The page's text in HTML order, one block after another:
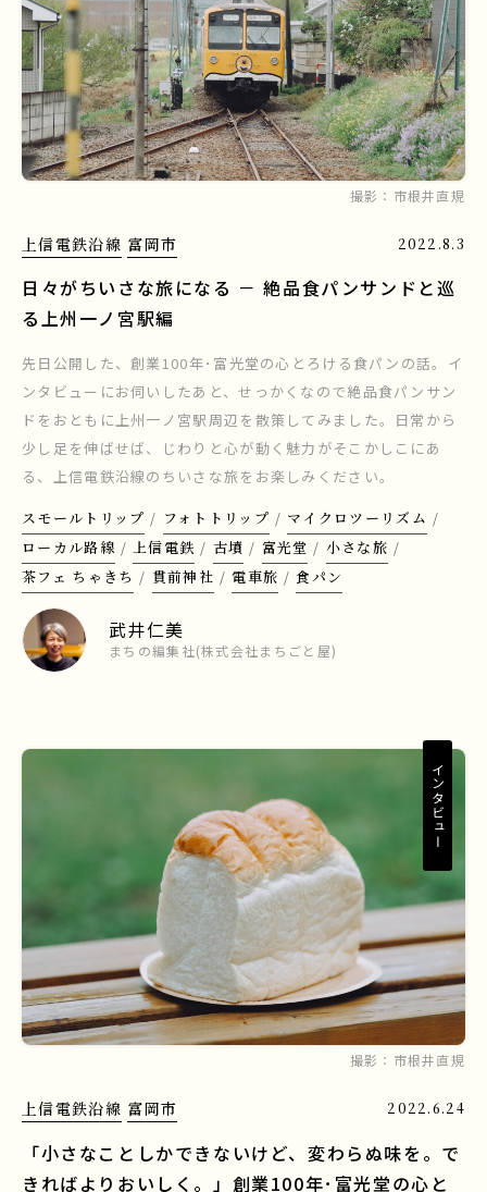
撮影： 市根井直規
上信電鉄沿線 富岡市 2022.8.3
日々がちいさな旅になる － 絶品食パンサンドと巡
る上州一ノ宮駅編
先日公開した、創業100年･富光堂の心とろける食パンの話。イ
ンタビューにお伺いしたあと、せっかくなので絶品食パンサン
ドをおともに上州一ノ宮駅周辺を散策してみました。日常から
少し足を伸ばせば、じわりと心が動く魅力がそこかしこにあ
る、上信電鉄沿線のちいさな旅をお楽しみください。
スモールトリップ
フォトトリップ
マイクロツーリズム
ローカル路線
上信電鉄 古墳 富光堂
小さな旅
茶フェ ちゃきち
貫前神社 電車旅 食パン
武井仁美
まちの編集社(株式会社まちごと屋)
撮影： 市根井直規
インタビュー
上信電鉄沿線 富岡市 2022.6.24
「小さなことしかできないけど、変わらぬ味を。で
きればよりおいしく。」創業100年･富光堂の心と